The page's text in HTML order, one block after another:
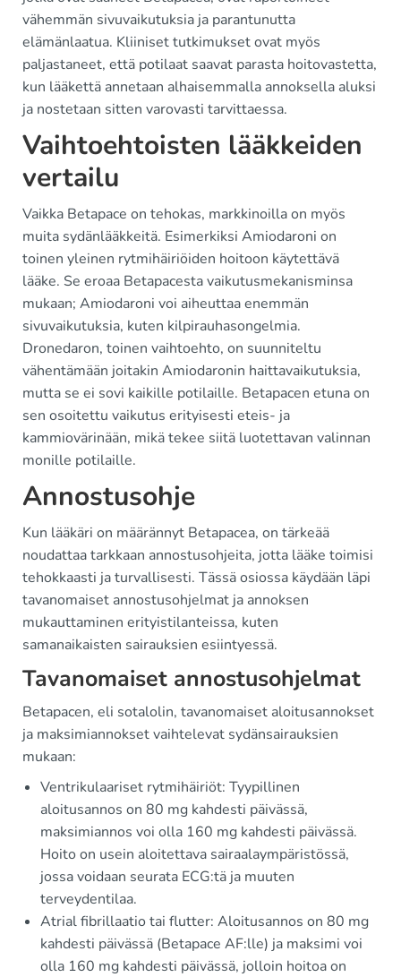
vähemmän sivuvaikutuksia ja parantunutta
elämänlaatua. Kliiniset tutkimukset ovat myös
paljastaneet, että potilaat saavat parasta hoitovastetta,
kun lääkettä annetaan alhaisemmalla annoksella aluksi
ja nostetaan sitten varovasti tarvittaessa.
Vaihtoehtoisten lääkkeiden
vertailu
Vaikka Betapace on tehokas, markkinoilla on myös
muita sydänlääkkeitä. Esimerkiksi Amiodaroni on
toinen yleinen rytmihäiriöiden hoitoon käytettävä
lääke. Se eroaa Betapacesta vaikutusmekanisminsa
mukaan; Amiodaroni voi aiheuttaa enemmän
sivuvaikutuksia, kuten kilpirauhasongelmia.
Dronedaron, toinen vaihtoehto, on suunniteltu
vähentämään joitakin Amiodaronin haittavaikutuksia,
mutta se ei sovi kaikille potilaille. Betapacen etuna on
sen osoitettu vaikutus erityisesti eteis- ja
kammiovärinään, mikä tekee siitä luotettavan valinnan
monille potilaille.
Annostusohje
Kun lääkäri on määrännyt Betapacea, on tärkeää
noudattaa tarkkaan annostusohjeita, jotta lääke toimisi
tehokkaasti ja turvallisesti. Tässä osiossa käydään läpi
tavanomaiset annostusohjelmat ja annoksen
mukauttaminen erityistilanteissa, kuten
samanaikaisten sairauksien esiintyessä.
Tavanomaiset annostusohjelmat
Betapacen, eli sotalolin, tavanomaiset aloitusannokset
ja maksimiannokset vaihtelevat sydänsairauksien
mukaan:
Ventrikulaariset rytmihäiriöt: Tyypillinen
aloitusannos on 80 mg kahdesti päivässä,
maksimiannos voi olla 160 mg kahdesti päivässä.
Hoito on usein aloitettava sairaalaympäristössä,
jossa voidaan seurata ECG:tä ja muuten
terveydentilaa.
Atrial fibrillaatio tai flutter: Aloitusannos on 80 mg
kahdesti päivässä (Betapace AF:lle) ja maksimi voi
olla 160 mg kahdesti päivässä, jolloin hoitoa on